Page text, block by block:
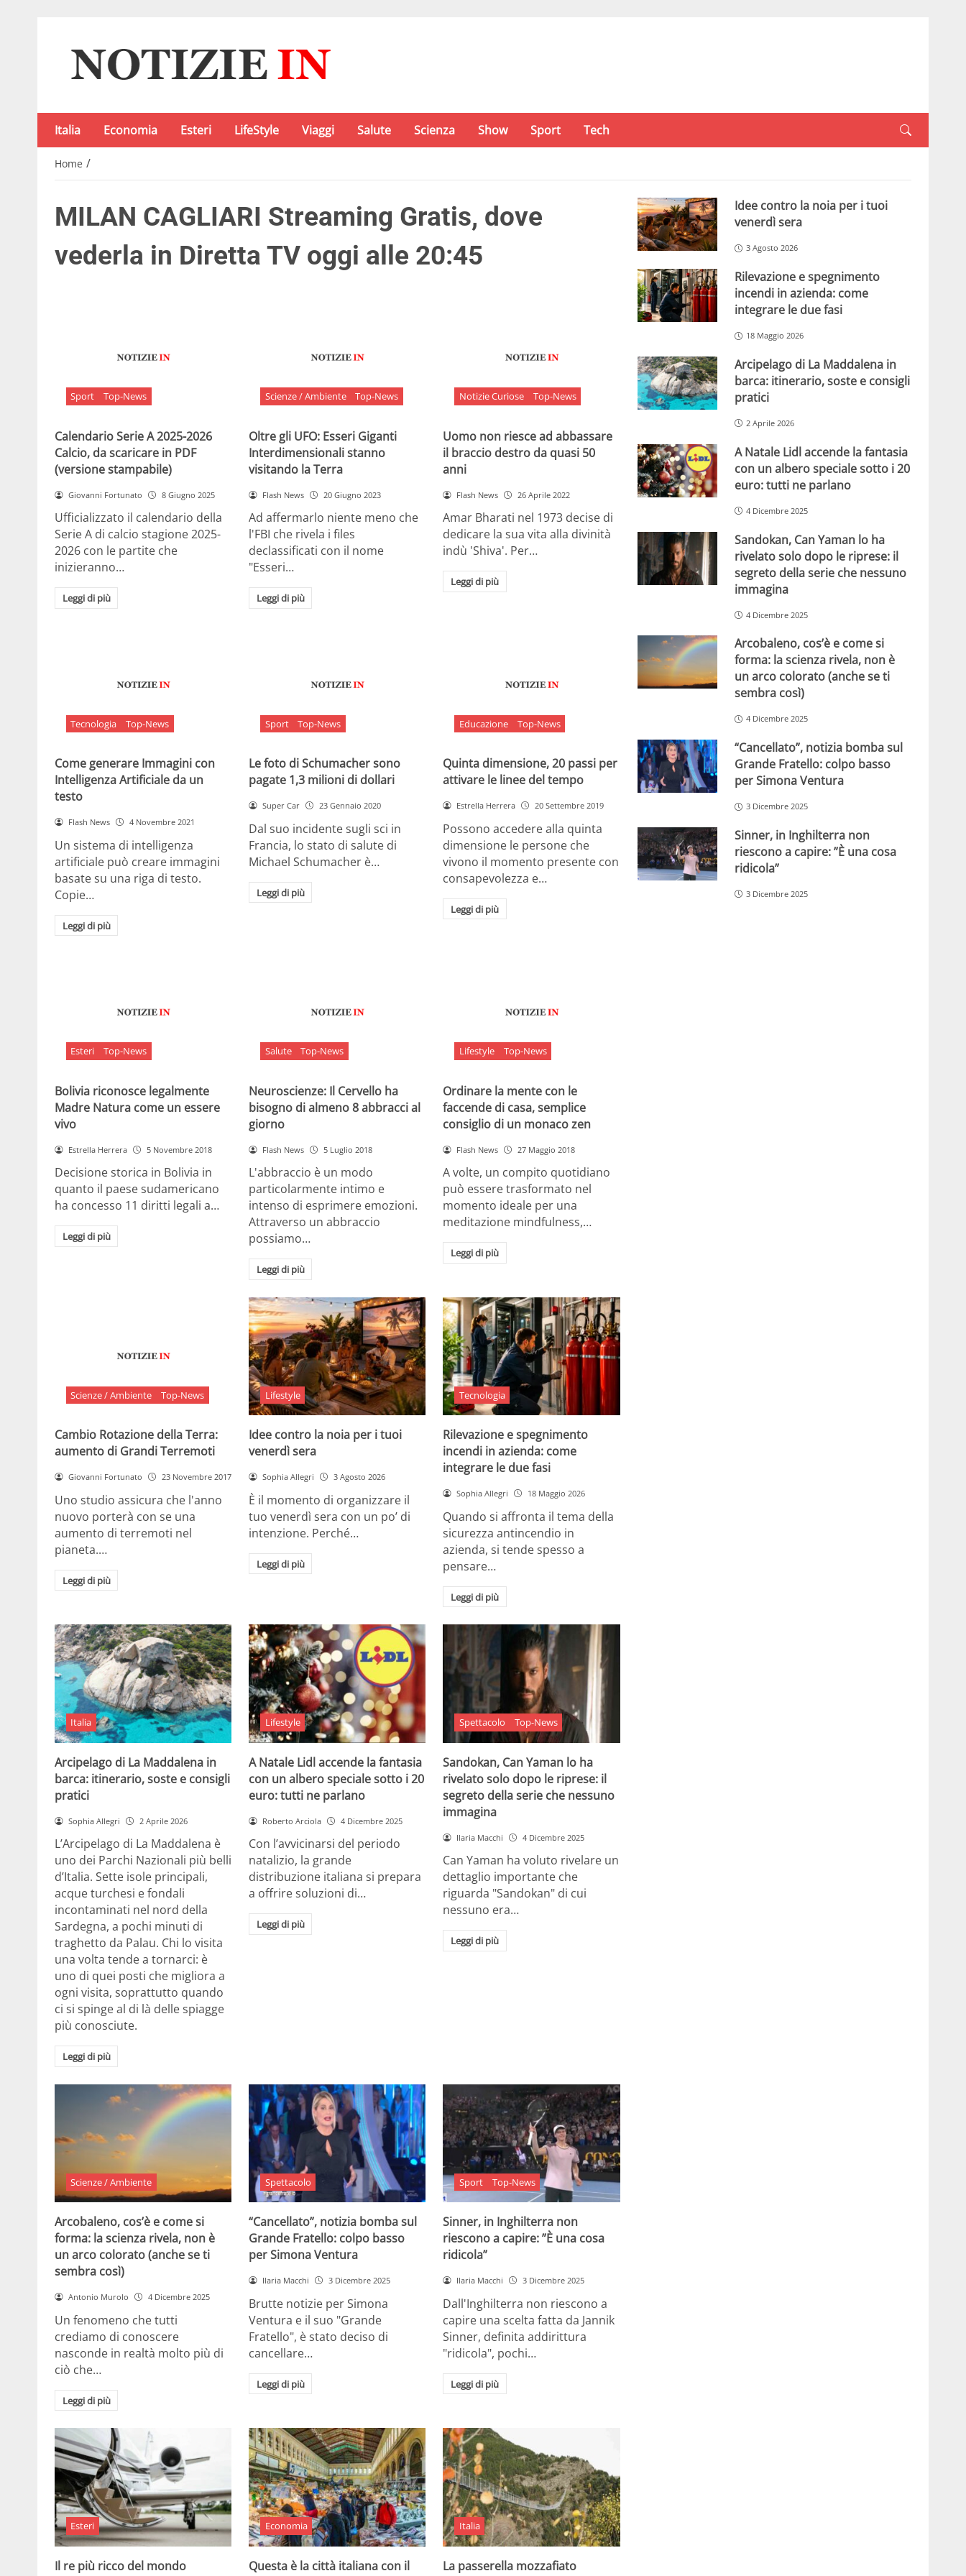
Italia Economia Esteri LifeStyle Viaggi Salute Scienza Show Sport Tech
Home /
MILAN CAGLIARI Streaming Gratis, dove
vederla in Diretta TV oggi alle 20:45
Sport Top-News
Calendario Serie A 2025-2026
Calcio, da scaricare in PDF
(versione stampabile)
Giovanni Fortunato 8 Giugno 2025
Ufficializzato il calendario della
Serie A di calcio stagione 2025-
2026 con le partite che
inizieranno…
Leggi di più
Scienze / Ambiente Top-News
Oltre gli UFO: Esseri Giganti
Interdimensionali stanno
visitando la Terra
Flash News 20 Giugno 2023
Ad affermarlo niente meno che
l'FBI che rivela i files
declassificati con il nome
"Esseri…
Leggi di più
Notizie Curiose Top-News
Uomo non riesce ad abbassare
il braccio destro da quasi 50
anni
Flash News 26 Aprile 2022
Amar Bharati nel 1973 decise di
dedicare la sua vita alla divinità
indù 'Shiva'. Per…
Leggi di più
Tecnologia Top-News
Come generare Immagini con
Intelligenza Artificiale da un
testo
Flash News 4 Novembre 2021
Un sistema di intelligenza
artificiale può creare immagini
basate su una riga di testo.
Copie…
Leggi di più
Sport Top-News
Le foto di Schumacher sono
pagate 1,3 milioni di dollari
Super Car 23 Gennaio 2020
Dal suo incidente sugli sci in
Francia, lo stato di salute di
Michael Schumacher è…
Leggi di più
Educazione Top-News
Quinta dimensione, 20 passi per
attivare le linee del tempo
Estrella Herrera 20 Settembre 2019
Possono accedere alla quinta
dimensione le persone che
vivono il momento presente con
consapevolezza e…
Leggi di più
Esteri Top-News
Bolivia riconosce legalmente
Madre Natura come un essere
vivo
Estrella Herrera 5 Novembre 2018
Decisione storica in Bolivia in
quanto il paese sudamericano
ha concesso 11 diritti legali a…
Leggi di più
Salute Top-News
Neuroscienze: Il Cervello ha
bisogno di almeno 8 abbracci al
giorno
Flash News 5 Luglio 2018
L'abbraccio è un modo
particolarmente intimo e
intenso di esprimere emozioni.
Attraverso un abbraccio
possiamo…
Leggi di più
Lifestyle Top-News
Ordinare la mente con le
faccende di casa, semplice
consiglio di un monaco zen
Flash News 27 Maggio 2018
A volte, un compito quotidiano
può essere trasformato nel
momento ideale per una
meditazione mindfulness,…
Leggi di più
Scienze / Ambiente Top-News
Cambio Rotazione della Terra:
aumento di Grandi Terremoti
Giovanni Fortunato 23 Novembre 2017
Uno studio assicura che l'anno
nuovo porterà con se una
aumento di terremoti nel
pianeta.…
Leggi di più
Lifestyle
Idee contro la noia per i tuoi
venerdì sera
Sophia Allegri 3 Agosto 2026
È il momento di organizzare il
tuo venerdì sera con un po’ di
intenzione. Perché…
Leggi di più
Tecnologia
Rilevazione e spegnimento
incendi in azienda: come
integrare le due fasi
Sophia Allegri 18 Maggio 2026
Quando si affronta il tema della
sicurezza antincendio in
azienda, si tende spesso a
pensare…
Leggi di più
Italia
Arcipelago di La Maddalena in
barca: itinerario, soste e consigli
pratici
Sophia Allegri 2 Aprile 2026
L’Arcipelago di La Maddalena è
uno dei Parchi Nazionali più belli
d’Italia. Sette isole principali,
acque turchesi e fondali
incontaminati nel nord della
Sardegna, a pochi minuti di
traghetto da Palau. Chi lo visita
una volta tende a tornarci: è
uno di quei posti che migliora a
ogni visita, soprattutto quando
ci si spinge al di là delle spiagge
più conosciute.
Leggi di più
Lifestyle
A Natale Lidl accende la fantasia
con un albero speciale sotto i 20
euro: tutti ne parlano
Roberto Arciola 4 Dicembre 2025
Con l’avvicinarsi del periodo
natalizio, la grande
distribuzione italiana si prepara
a offrire soluzioni di…
Leggi di più
Spettacolo Top-News
Sandokan, Can Yaman lo ha
rivelato solo dopo le riprese: il
segreto della serie che nessuno
immagina
Ilaria Macchi 4 Dicembre 2025
Can Yaman ha voluto rivelare un
dettaglio importante che
riguarda "Sandokan" di cui
nessuno era…
Leggi di più
Scienze / Ambiente
Arcobaleno, cos’è e come si
forma: la scienza rivela, non è
un arco colorato (anche se ti
sembra così)
Antonio Murolo 4 Dicembre 2025
Un fenomeno che tutti
crediamo di conoscere
nasconde in realtà molto più di
ciò che…
Leggi di più
Spettacolo
“Cancellato”, notizia bomba sul
Grande Fratello: colpo basso
per Simona Ventura
Ilaria Macchi 3 Dicembre 2025
Brutte notizie per Simona
Ventura e il suo "Grande
Fratello", è stato deciso di
cancellare…
Leggi di più
Sport Top-News
Sinner, in Inghilterra non
riescono a capire: ”È una cosa
ridicola”
Ilaria Macchi 3 Dicembre 2025
Dall'Inghilterra non riescono a
capire una scelta fatta da Jannik
Sinner, definita addirittura
"ridicola", pochi…
Leggi di più
Esteri
Il re più ricco del mondo
Economia
Questa è la città italiana con il
Italia
La passerella mozzafiato
Idee contro la noia per i tuoi
venerdì sera
3 Agosto 2026
Rilevazione e spegnimento
incendi in azienda: come
integrare le due fasi
18 Maggio 2026
Arcipelago di La Maddalena in
barca: itinerario, soste e consigli
pratici
2 Aprile 2026
A Natale Lidl accende la fantasia
con un albero speciale sotto i 20
euro: tutti ne parlano
4 Dicembre 2025
Sandokan, Can Yaman lo ha
rivelato solo dopo le riprese: il
segreto della serie che nessuno
immagina
4 Dicembre 2025
Arcobaleno, cos’è e come si
forma: la scienza rivela, non è
un arco colorato (anche se ti
sembra così)
4 Dicembre 2025
“Cancellato”, notizia bomba sul
Grande Fratello: colpo basso
per Simona Ventura
3 Dicembre 2025
Sinner, in Inghilterra non
riescono a capire: ”È una cosa
ridicola”
3 Dicembre 2025